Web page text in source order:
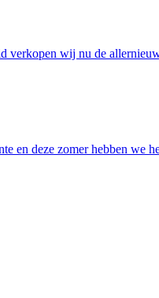
wij nu de
deze zomer hebben we